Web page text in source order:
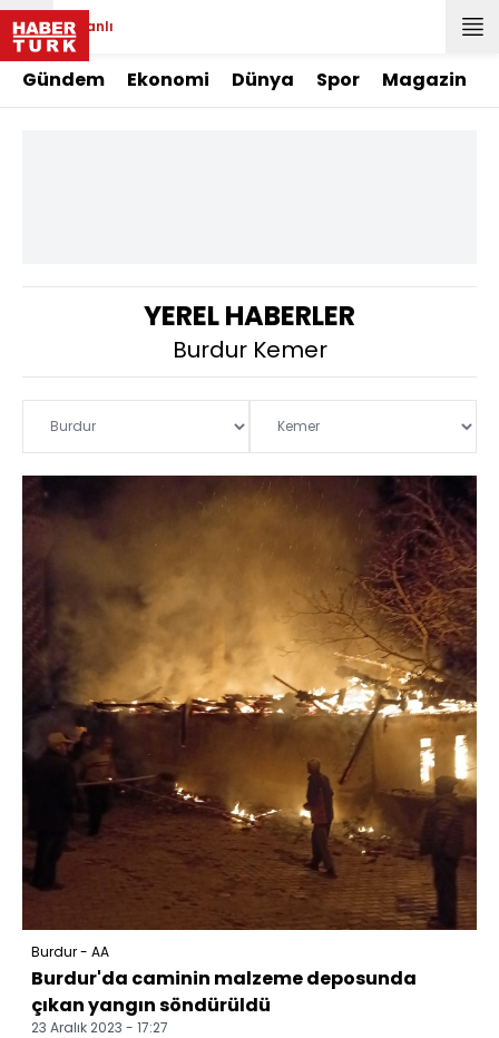
Canlı
Gündem Ekonomi Dünya Spor Magazin
YEREL HABERLER
Burdur Kemer
Burdur - AA
Burdur'da caminin malzeme deposunda
çıkan yangın söndürüldü
23 Aralık 2023 - 17:27